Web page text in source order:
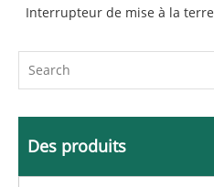
Interrupteur de mise à la terre
Des produits